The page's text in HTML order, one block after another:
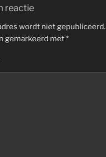
reactie
wordt niet gepubliceerd.
gemarkeerd met*